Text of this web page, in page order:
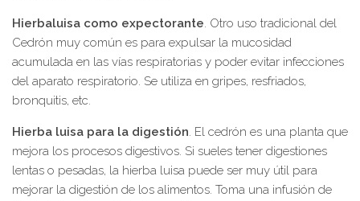
Hierbaluisa como expectorante. Otro uso tradicional del
Cedrón muy común es para expulsar la mucosidad
acumulada en las vías respiratorias y poder evitar infecciones
del aparato respiratorio. Se utiliza en gripes, resfriados,
bronquitis, etc.
Hierba luisa para la digestión. El cedrón es una planta que
mejora los procesos digestivos. Si sueles tener digestiones
lentas o pesadas, la hierba luisa puede ser muy útil para
mejorar la digestión de los alimentos. Toma una infusión de